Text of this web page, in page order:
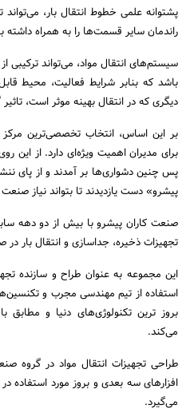
جستجو
پشتوانه علمی‌ خطوط انتقال بار،
راندمان سایر قسمت‌ها را به همراه داشته
سیستم‌های انتقال مواد، می‌تواند ترکیبی
باشد که بنابر شرایط فعالیت، محیط
دیگری که در انتقال بهینه موثر است،
بر این اساس، انتخاب تخصصی‌ترین
برای مدیران اهمیت ویژه‌ای دارد. از این
پس چنین دشواری‌ها بر آمدند و از پای
پیشرو» دست یازدیدند تا بتواند نیاز
صنعت کاران پیشرو با بیش از دو دهه
تجهیزات ذخیره، جداسازی و انتقال بار
این مجموعه به عنوان طراح و سازنده
استفاده از تیم مهندسی مجرب و
بروز ترین تکنولوژی‌های دنیا و مطابق
می‌کند.
طراحی تجهیزات انتقال مواد در گروه
افزار‌های سه بعدی و بروز مورد استفاده
می‌گیرد.